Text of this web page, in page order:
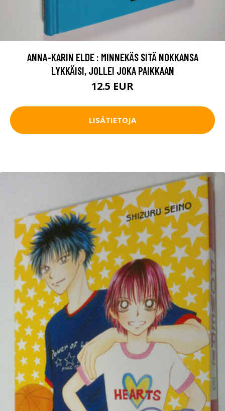
ANNA-KARIN ELDE : MINNEKÄS SITÄ NOKKANSA
LYKKÄISI, JOLLEI JOKA PAIKKAAN
12.5 EUR
LISÄTIETOJA